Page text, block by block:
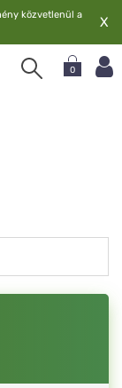
közvetlenül a
X
0